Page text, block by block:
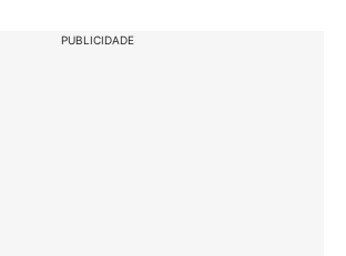
PUBLICIDADE